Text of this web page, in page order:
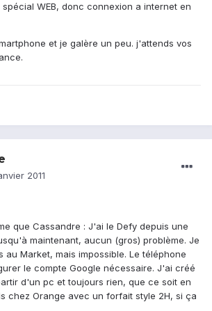
WEB, donc connexion a internet en
et je galère un peu. j'attends vos
2011
que Cassandre : J'ai le Defy depuis une
maintenant, aucun (gros) problème. Je
au Market, mais impossible. Le téléphone
le compte Google nécessaire. J'ai créé
d'un pc et toujours rien, que ce soit en
chez Orange avec un forfait style 2H, si ça